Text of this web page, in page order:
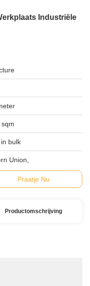
Industriële
bulk
Union,
Praatje Nu
Productomschrijving